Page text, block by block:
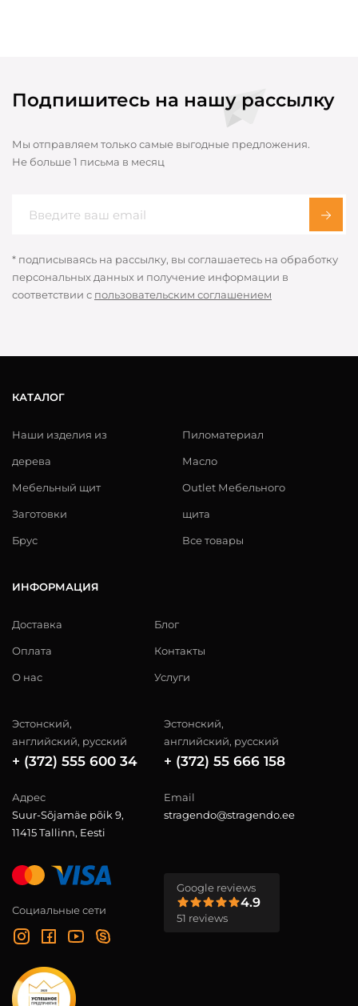
Подпишитесь на нашу рассылку
Мы отправляем только самые выгодные предложения.
Не больше 1 письма в месяц
* подписываясь на рассылку, вы соглашаетесь на обработку
персональных данных и получение информации в
соответствии с пользовательским соглашением
КАТАЛОГ
Наши изделия из
дерева
Мебельный щит
Заготовки
Брус
Пиломатериал
Масло
Outlet Мебельного
щита
Все товары
ИНФОРМАЦИЯ
Доставка
Оплата
О нас
Блог
Контакты
Услуги
Эстонский,
английский, русский
+ (372) 555 600 34
Эстонский,
английский, русский
+ (372) 55 666 158
Адрес
Suur-Sõjamäe põik 9,
11415 Tallinn, Eesti
Email
stragendo@stragendo.ee
Социальные сети
Google reviews
4.9
51 reviews